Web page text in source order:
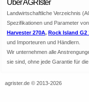
Über AGRIster
Landwirtschaftliche Verzeichnis
Spezifikationen und Parameter
Harvester 270A, Rock Island G2
und Importeuren und Händlern.
Wir unternehmen alle
sie sind, ohne jede Garantie für
agrister.de © 2013-2026